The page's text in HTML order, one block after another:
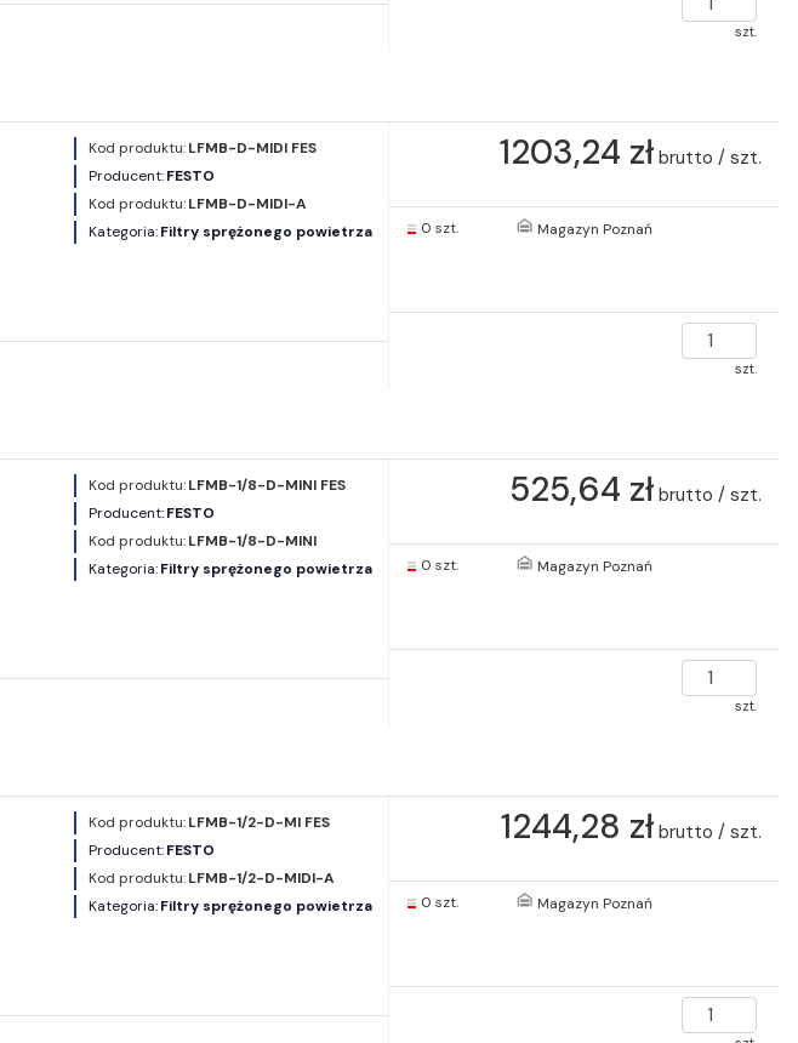
szt.
Kod produktu:LFMB-D-MIDI FES
Producent:FESTO
Kod produktu:LFMB-D-MIDI-A
Kategoria:Filtry sprężonego powietrza
1203,24 zł brutto / szt.
0 szt. Magazyn Poznań
szt.
Kod produktu:LFMB-1/8-D-MINI FES
Producent:FESTO
Kod produktu:LFMB-1/8-D-MINI
Kategoria:Filtry sprężonego powietrza
525,64 zł brutto / szt.
0 szt. Magazyn Poznań
szt.
Kod produktu:LFMB-1/2-D-MI FES
Producent:FESTO
Kod produktu:LFMB-1/2-D-MIDI-A
Kategoria:Filtry sprężonego powietrza
1244,28 zł brutto / szt.
0 szt. Magazyn Poznań